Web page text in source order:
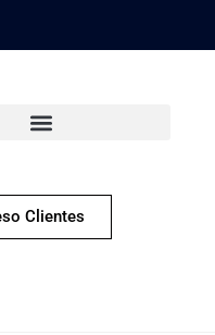
Clientes